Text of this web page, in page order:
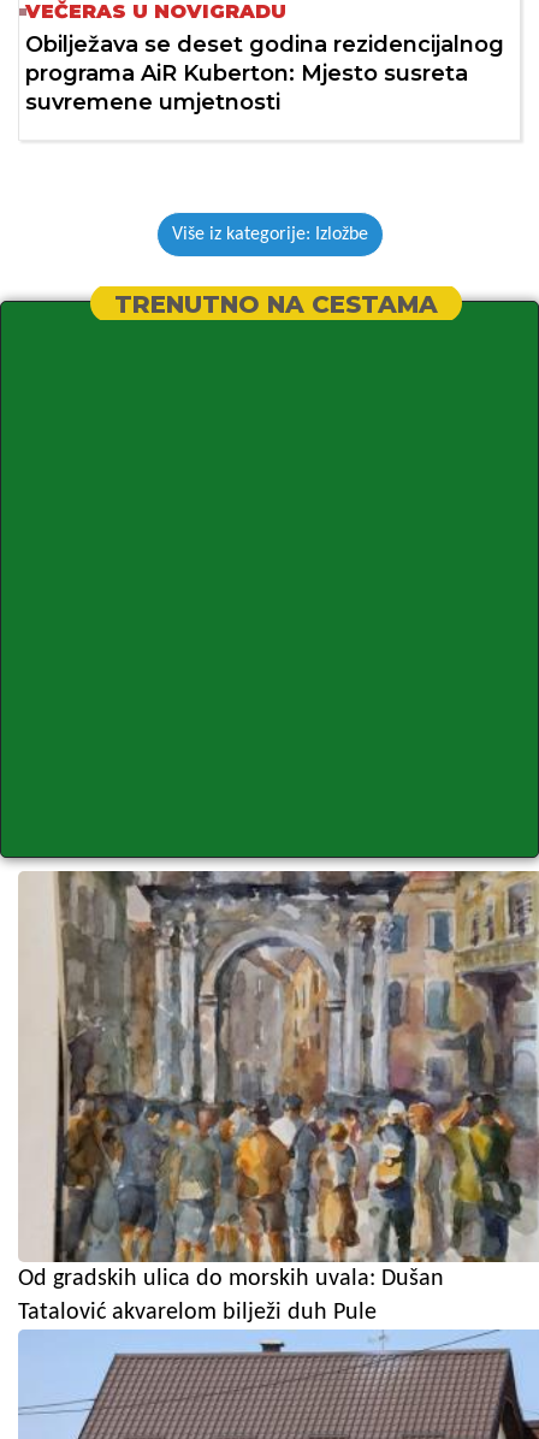
VEČERAS U NOVIGRADU
Obilježava se deset godina rezidencijalnog
programa AiR Kuberton: Mjesto susreta
suvremene umjetnosti
Više iz kategorije: Izložbe
TRENUTNO NA CESTAMA
Od gradskih ulica do morskih uvala: Dušan
Tatalović akvarelom bilježi duh Pule